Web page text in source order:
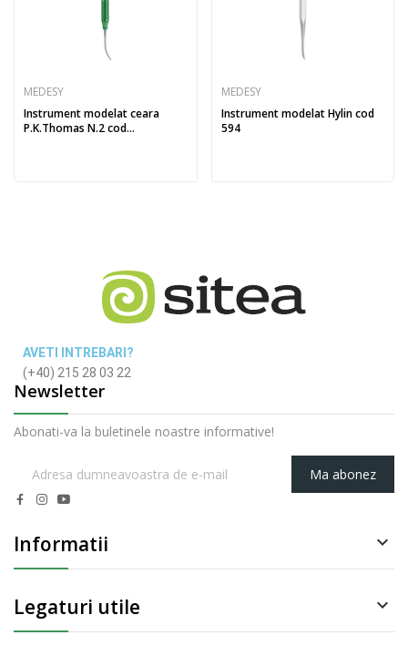
MEDESY
Instrument modelat ceara
P.K.Thomas N.2 cod...
MEDESY
Instrument modelat Hylin cod
594
AVETI INTREBARI?
(+40) 215 28 03 22
Newsletter
Abonati-va la buletinele noastre informative!
Ma abonez
Informatii 
Legaturi utile 